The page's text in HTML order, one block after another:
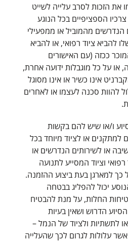
את הזכות לסרב עלייה לשייט
הספציפיים בכל הנוגע
הנדרשים מהמוביל או ממפעילי
להביא ציוד רפואי, או להביא
ככזה (עם האישורים
או על כל מוגבלות ידועה אחרת,
אינו כשיר או אינו מסוגל
להוות סכנה לעצמו או לאחרים
לסיוע ו/או שיש להם בקשות
למתקנים או לציוד מיוחד בכל
או לשירותים הנדרשים או
וציוד המסייע לתנועה
כך למארגן בעת ביצוע ההזמנה.
יכול להפליג בבטחה
החלות, על מנת להבטיח
הדרוש ושאין בעיות
לתשתיות ולציוד של הנמל –
עלולות לגרום לכך שהעלייה